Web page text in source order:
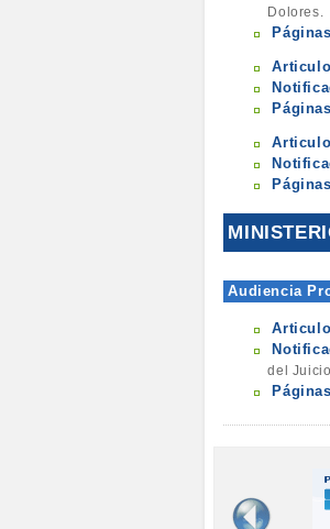
Dolores.
Audiencia
del